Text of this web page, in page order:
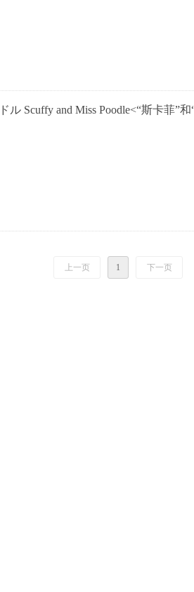
スカッフィとミスプードル Scuffy and Miss Poodle<“
上一页 1 下一页